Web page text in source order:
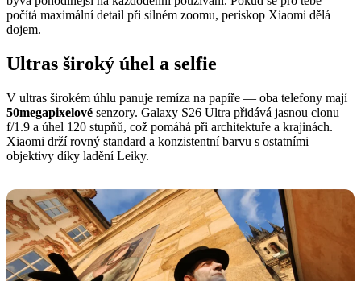
počítá maximální detail při silném zoomu, periskop Xiaomi dělá
dojem.
Ultras široký úhel a selfie
V ultras širokém úhlu panuje remíza na papíře — oba telefony mají
50megapixelové senzory. Galaxy S26 Ultra přidává jasnou clonu
f/1.9 a úhel 120 stupňů, což pomáhá při architektuře a krajinách.
Xiaomi drží rovný standard a konzistentní barvu s ostatními
objektivy díky ladění Leiky.